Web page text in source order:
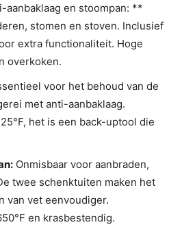
aanbaklaag en stoompan: **
stomen en stoven. Inclusief
extra functionaliteit. Hoge
overkoken.
voor het behoud van de
met anti-aanbaklaag.
het is een back-uptool die
Onmisbaar voor aanbraden,
twee schenktuiten maken het
van vet eenvoudiger.
en krasbestendig.